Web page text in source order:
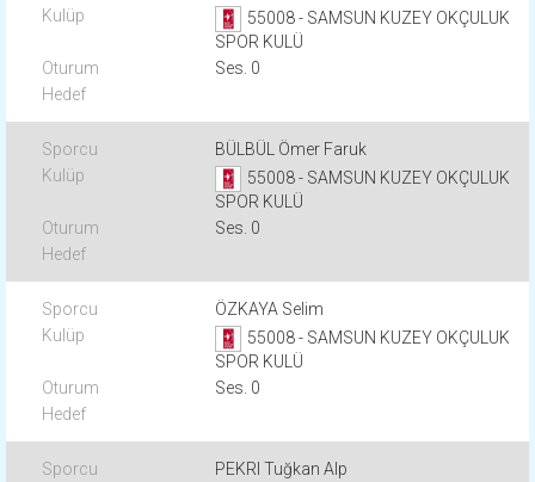
55008 - SAMSUN KUZEY OKÇULUK
SPOR KULÜ
Ses. 0
BÜLBÜL Ömer Faruk
55008 - SAMSUN KUZEY OKÇULUK
SPOR KULÜ
Ses. 0
ÖZKAYA Selim
55008 - SAMSUN KUZEY OKÇULUK
SPOR KULÜ
Ses. 0
PEKRI Tuğkan Alp